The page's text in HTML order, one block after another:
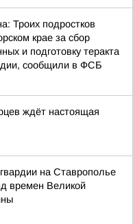
Троих подростков
крае за сбор
и подготовку теракта
сообщили в ФСБ
ждёт настоящая
на Ставрополье
времен Великой